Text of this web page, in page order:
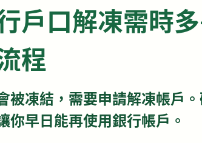
戶口解凍需時
程
被凍結，需要申請解凍帳戶
你早日能再使用銀行帳戶。